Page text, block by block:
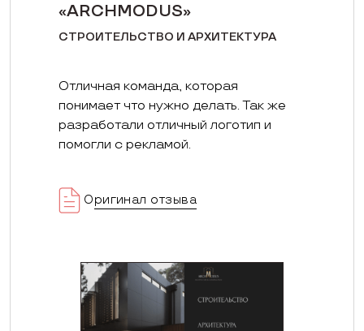
«ARCHMODUS»
СТРОИТЕЛЬСТВО И АРХИТЕКТУРА
Отличная команда, которая
понимает что нужно делать. Так же
разработали отличный логотип и
помогли с рекламой.
Оригинал отзыва